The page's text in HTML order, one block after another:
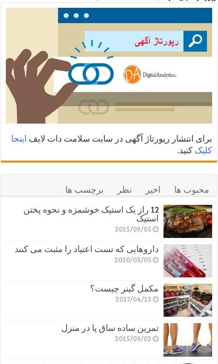
برای انتشار رپورتاژ آگهی در سایت سلامت دات لایف اینجا
کلیک کنید.
محبوب ها اخیر نظر
برچسب ها
12 راز یک استیک خوشمزه و نحوه پختن
استیک
2015/09/05
داروهایی که تست اعتیاد را مثبت می کنند
2020/05/05
مکمل گینر چیست؟
2017/04/13
تمرین ساده ساق پا در منزل
2015/09/02